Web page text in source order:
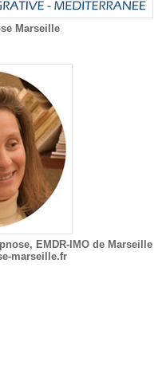
Marseille
EMDR-IMO de Marseille
marseille.fr